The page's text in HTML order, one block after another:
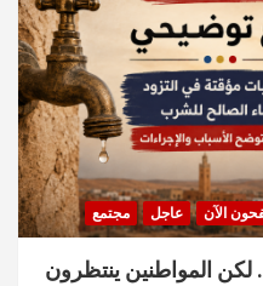
الآن عاجل مجتمع
المواطنين ينتظرون